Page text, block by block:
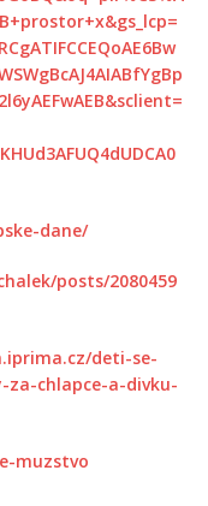
dane/
posts/2080459
deti-se-
chlapce-a-divku-
muzstvo